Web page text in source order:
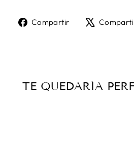
Compartir
Compartir
TE QUEDARÍA